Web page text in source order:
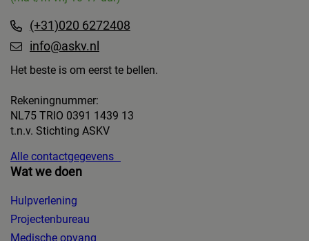
(+31)020 6272408
info@askv.nl
Het beste is om eerst te bellen.
Rekeningnummer:
NL75 TRIO 0391 1439 13
t.n.v. Stichting ASKV
Alle contactgegevens
Wat we doen
Hulpverlening
Projectenbureau
Medische opvang